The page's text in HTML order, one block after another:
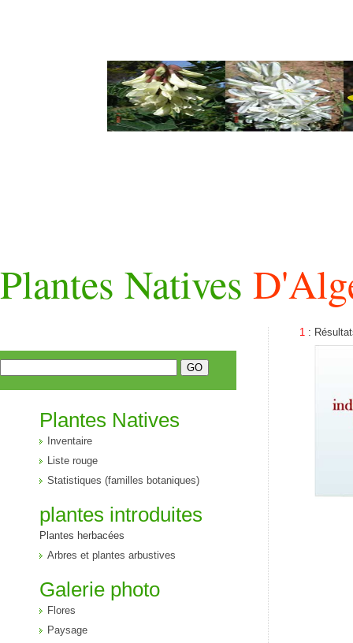
Plantes Natives
1 :
Plantes Natives
Inventaire
Liste rouge
Statistiques (familles botaniques)
plantes introduites
Plantes herbacées
Arbres et plantes arbustives
Galerie photo
Flores
Paysage